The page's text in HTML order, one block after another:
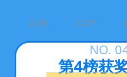
第1榜 第2榜
NO.
第4榜获